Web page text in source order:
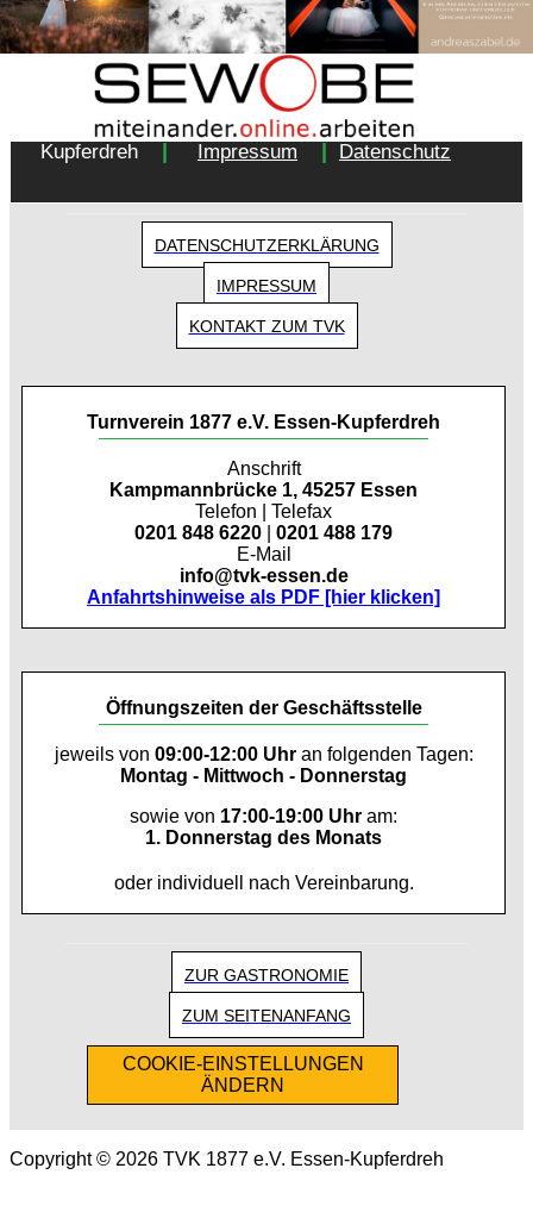
Copyright 2018 - Turnverein 1877 e.V. Essen-
Kupferdreh
| Impressum | Datenschutz
DATENSCHUTZERKLÄRUNG
IMPRESSUM
KONTAKT ZUM TVK
Turnverein 1877 e.V. Essen-Kupferdreh
Anschrift
Kampmannbrücke 1, 45257 Essen
Telefon | Telefax
0201 848 6220
0201 488 179
E-Mail
info@tvk-essen.de
Anfahrtshinweise als PDF [hier klicken]
Öffnungszeiten der Geschäftsstelle
jeweils von 09:00-12:00 Uhran folgenden Tagen:
Montag - Mittwoch - Donnerstag
sowie von 17:00-19:00 Uhr am:
1. Donnerstag des Monats
oder individuell nach Vereinbarung.
ZUR GASTRONOMIE
ZUM SEITENANFANG
COOKIE-EINSTELLUNGEN
ÄNDERN
Copyright © 2026 TVK 1877 e.V. Essen-Kupferdreh